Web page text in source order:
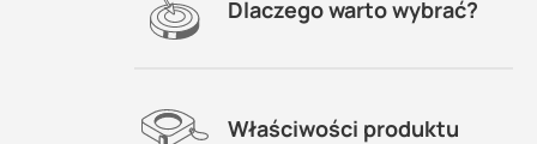
Dlaczego warto wybrać?
Właściwości produktu